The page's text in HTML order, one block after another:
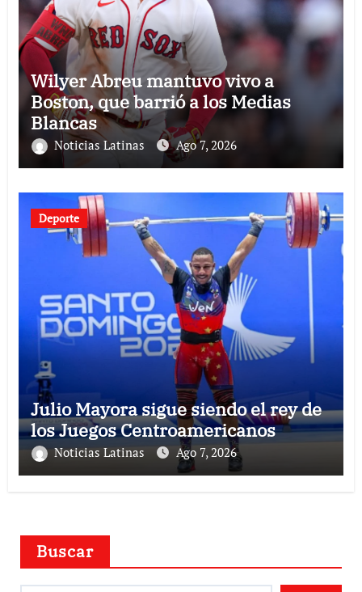
Wilyer Abreu mantuvo vivo a
Boston, que barrió a los Medias
Blancas
Noticias Latinas Ago 7, 2026
Deporte
Julio Mayora sigue siendo el rey de
los Juegos Centroamericanos
Noticias Latinas Ago 7, 2026
Buscar